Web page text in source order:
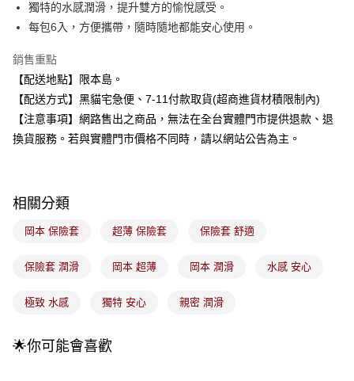
Google Pay
【大哥付你分期使用說明】
1.本服務由台灣大哥大提供，台灣大哥大用戶可立即使用無須另外申請。
2.付款方式選擇「大哥付你分期」，訂單成立後會自動跳轉到大哥付的交易
4.訂單成立30分鐘內，如未前往確認交易或遇審核未通過，訂單將自動取
消。如遇「轉專審核」未通過狀況，表示未達大哥付你分期系統評分，恕無
【繳款方式說明】
醒簡訊。
1.本服務係由「台灣大哥大股份有限公司」（以下簡稱本公司）所提供，讓
用戶於交易時，得透過本服務購買商品或服務，並由商店將買賣／分期付款
ATM付款
每筆NT$100，滿NT$899(含以上)免運費
付款後全家取貨
每筆NT$100，滿NT$899(含以上)免運費
付款後7-11取貨
獨特的水感潤滑，提升雙方的愉悅感受。
每包6入，方便攜帶，隨時隨地都能安心使用。
銷售重點
【配送地點】限本島。
【配送方式】黑貓宅急便、7-11付款取貨(超商進貨材積限制內)
【注意事項】網路售出之商品，無法在全台實體門市提供退款、退
換貨服務。若與實體門市價格不同時，請以網站公告為主。
相關分類
岡本 保險套 超薄 保險套 保險套 舒適
保險套 潤滑 岡本 超薄 岡本 潤滑 水感 安心
極致 水感 獨特 安心 親密 潤滑
🌟你可能會喜歡